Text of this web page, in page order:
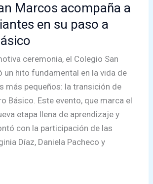
Marcos acompaña a
en su paso a
ceremonia, el Colegio San
un hito fundamental en la vida de
más pequeños: la transición de
Básico. Este evento, que marca el
etapa llena de aprendizaje y
con la participación de las
Díaz, Daniela Pacheco y